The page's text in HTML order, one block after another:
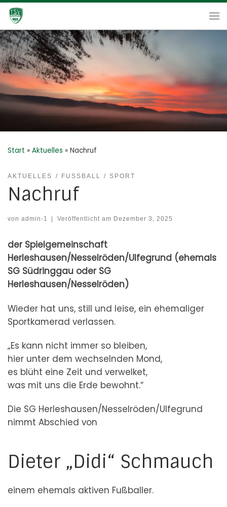
Zum Inhalt springen
Start » Aktuelles » Nachruf
AKTUELLES FUSSBALL SPORT
Nachruf
von admin-1 Veröffentlicht am Dezember 3, 2025
der Spielgemeinschaft
Herleshausen/Nesselröden/Ulfegrund (ehemals
SG Südringgau oder SG
Herleshausen/Nesselröden)
Wieder hat uns, still und leise, ein ehemaliger
Sportkamerad verlassen.
„Es kann nicht immer so bleiben,
hier unter dem wechselnden Mond,
es blüht eine Zeit und verwelket,
was mit uns die Erde bewohnt.“
Die SG Herleshausen/Nesselröden/Ulfegrund
nimmt Abschied von
Dieter „Didi“ Schmauch
einem ehemals aktiven Fußballer.